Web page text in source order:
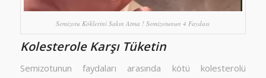
Semizotu Köklerini Sakın Atma ! Semizotunun 4 Faydası
Kolesterole Karşı Tüketin
Semizotunun faydaları arasında kötü kolesterolü